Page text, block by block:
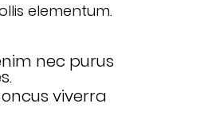
elementum.
nec purus
viverra